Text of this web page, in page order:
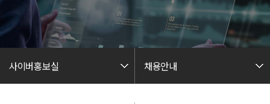
사이버홍보실 채용안내